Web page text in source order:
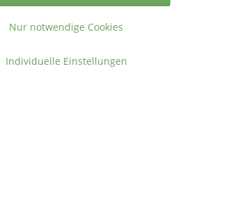
Nur notwendige Cookies
Individuelle Einstellungen